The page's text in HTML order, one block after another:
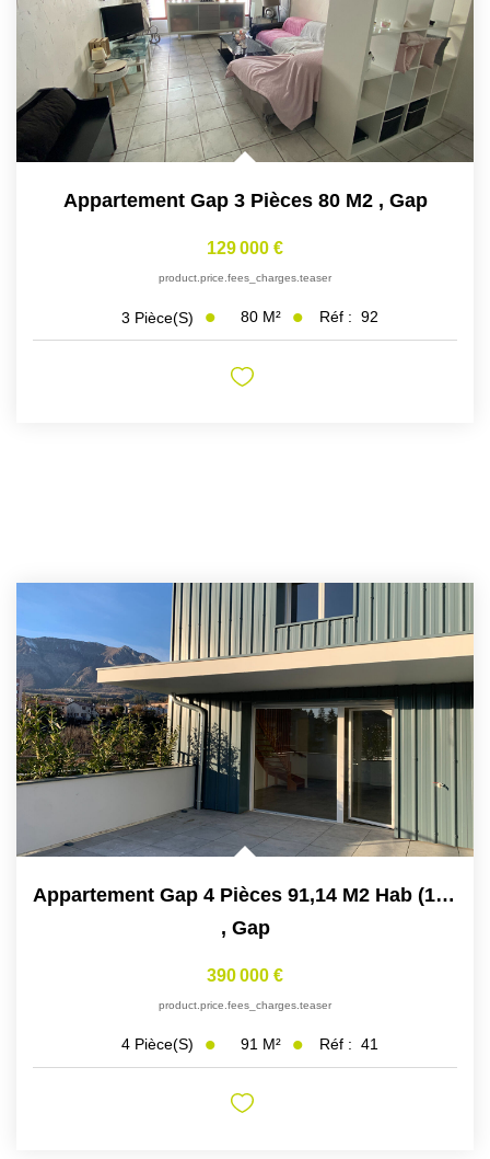
Appartement Gap 3 Pièces 80 M2 , Gap
129 000 €
product.price.fees_charges.teaser
3 Pièce(s) 80 M² Réf : 92
Appartement Gap 4 Pièces 91,14 M2 Hab (131,33 M² Au Sol)...
, Gap
390 000 €
product.price.fees_charges.teaser
4 Pièce(s) 91 M² Réf : 41